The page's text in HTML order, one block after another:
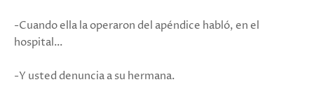
-Cuando ella la operaron del apéndice habló, en el
hospital…
-Y usted denuncia a su hermana.